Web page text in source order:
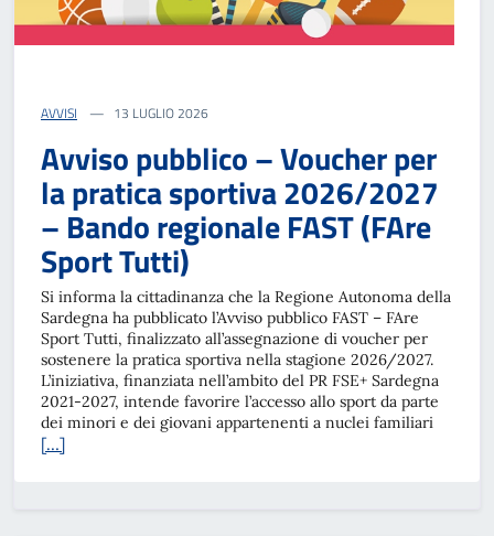
AVVISI 13 LUGLIO 2026
Avviso pubblico – Voucher per
la pratica sportiva 2026/2027
– Bando regionale FAST (FAre
Sport Tutti)
Si informa la cittadinanza che la Regione Autonoma della
Sardegna ha pubblicato l’Avviso pubblico FAST – FAre
Sport Tutti, finalizzato all’assegnazione di voucher per
sostenere la pratica sportiva nella stagione 2026/2027.
L’iniziativa, finanziata nell’ambito del PR FSE+ Sardegna
2021-2027, intende favorire l’accesso allo sport da parte
dei minori e dei giovani appartenenti a nuclei familiari
[…]